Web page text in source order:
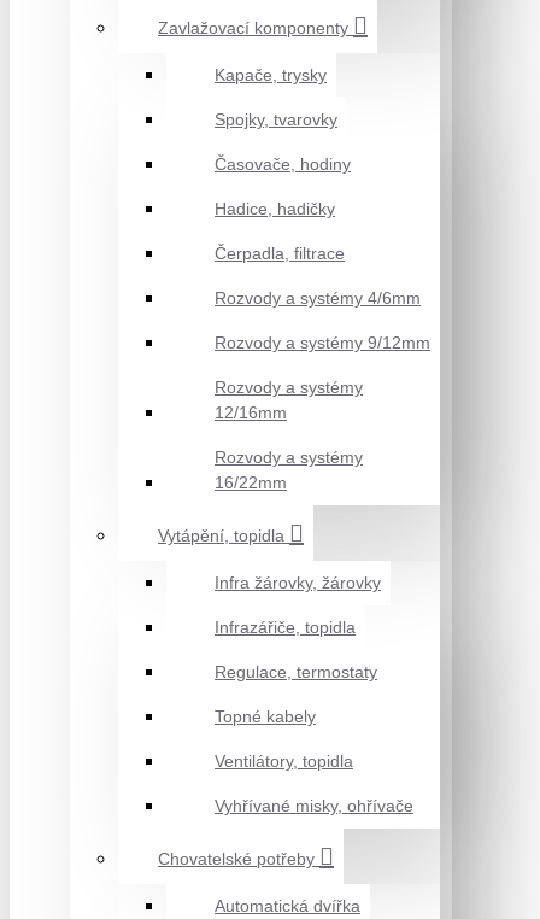
Zavlažovací komponenty
Kapače, trysky
Spojky, tvarovky
Časovače, hodiny
Hadice, hadičky
Čerpadla, filtrace
Rozvody a systémy 4/6mm
Rozvody a systémy 9/12mm
Rozvody a systémy
12/16mm
Rozvody a systémy
16/22mm
Vytápění, topidla
Infra žárovky, žárovky
Infrazářiče, topidla
Regulace, termostaty
Topné kabely
Ventilátory, topidla
Vyhřívané misky, ohřívače
Chovatelské potřeby
Automatická dvířka